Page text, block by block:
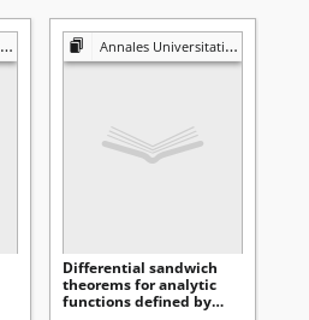
Annales Universitatis Mariae Curie-Skłodowska. Sectio A, Mathematica
Differential sandwich
theorems for analytic
functions defined by